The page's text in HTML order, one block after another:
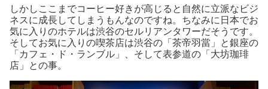
しかしここまでコーヒー好きが高じると自然に立派なビジ
ネスに成長してしまうもんなのですね。ちなみに日本でお
気に入りのホテルは渋谷のセルリアンタワーだそうです。
そしてお気に入りの喫茶店は渋谷の「茶帝羽當」と銀座の
「カフェ・ド・ランブル」、そして表参道の「大坊珈琲
店」との事。